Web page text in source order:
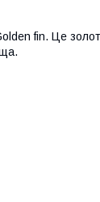
fin. Це